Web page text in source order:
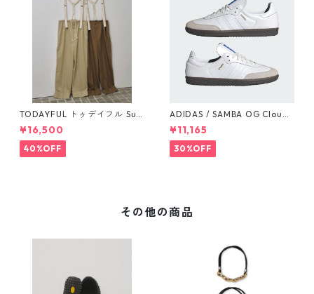
TODAYFUL トゥデイフル Sus
penders Highwaist Pants 12
510703
¥16,500
40%OFF
ADIDAS / SAMBA OG Cloud
White / Cloud White / Gum
(IE3439)
¥11,165
30%OFF
その他の商品